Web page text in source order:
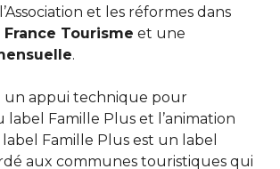
et les réformes dans
Tourisme et une
.
un appui technique pour
label Famille Plus et l’animation
Famille Plus est un label
aux communes touristiques qui